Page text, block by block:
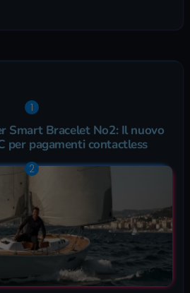
Smart Bracelet No2: Il nuovo
per pagamenti contactless